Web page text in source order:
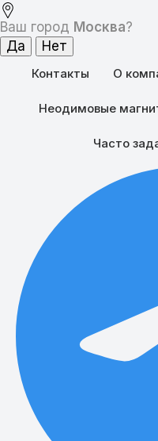
Ваш город Москва?
Контакты О
Неодимовые
Часто